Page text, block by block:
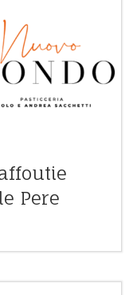
Pere